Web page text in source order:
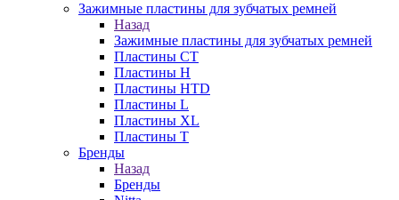
Зажимные пластины для зубчатых ремней
Назад
Зажимные пластины для зубчатых ремней
Пластины CT
Пластины H
Пластины HTD
Пластины L
Пластины XL
Пластины T
Бренды
Назад
Бренды